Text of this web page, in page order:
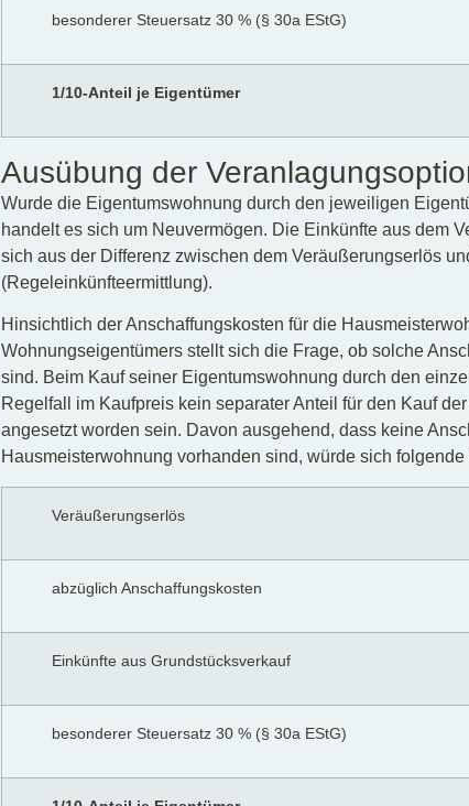
besonderer Steuersatz 30 % (§ 30a EStG)
1/10-Anteil je Eigentümer
Ausübung der
Wurde die Eigentumswohnung durch den jeweiligen
handelt es sich um Neuvermögen. Die Einkünfte aus dem
sich aus der Differenz zwischen dem Veräußerungserlös
(Regeleinkünfteermittlung).
Hinsichtlich der Anschaffungskosten für die
Wohnungseigentümers stellt sich die Frage, ob solche
sind. Beim Kauf seiner Eigentumswohnung durch den
Regelfall im Kaufpreis kein separater Anteil für den Kauf
angesetzt worden sein. Davon ausgehend, dass keine
Hausmeisterwohnung vorhanden sind, würde sich
Veräußerungserlös
abzüglich Anschaffungskosten
Einkünfte aus Grundstücksverkauf
besonderer Steuersatz 30 % (§ 30a EStG)